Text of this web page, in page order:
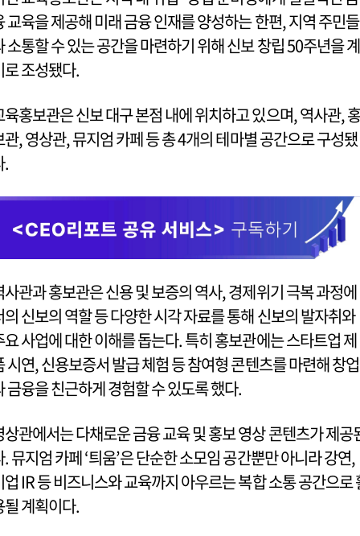
교육을 제공해 미래 금융 인재를 양성하는 한편, 지역 주민들
소통할 수 있는 공간을 마련하기 위해 신보 창립 50주년을 계
로 조성됐다.
육홍보관은 신보 대구 본점 내에 위치하고 있으며, 역사관, 홍
관, 영상관, 뮤지엄 카페 등 총 4개의 테마별 공간으로 구성됐
.
사관과 홍보관은 신용 및 보증의 역사, 경제위기 극복 과정에
의 신보의 역할 등 다양한 시각 자료를 통해 신보의 발자취와
요 사업에 대한 이해를 돕는다. 특히 홍보관에는 스타트업 제
시연, 신용보증서 발급 체험 등 참여형 콘텐츠를 마련해 창업
금융을 친근하게 경험할 수 있도록 했다.
상관에서는 다채로운 금융 교육 및 홍보 영상 콘텐츠가 제공
. 뮤지엄 카페 ‘틔움’은 단순한 소모임 공간뿐만 아니라 강연,
업 IR 등 비즈니스와 교육까지 아우르는 복합 소통 공간으로
될 계획이다.